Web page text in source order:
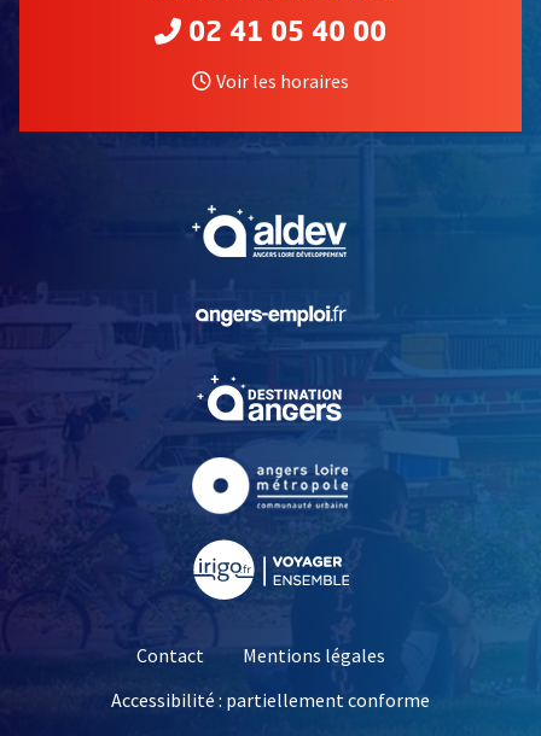
02 41 05 40 00
Voir les horaires
, Ouvre une nouvelle
, Ouvre une nouvelle
Contact
Mentions légales
Accessibilité : partiellement conforme